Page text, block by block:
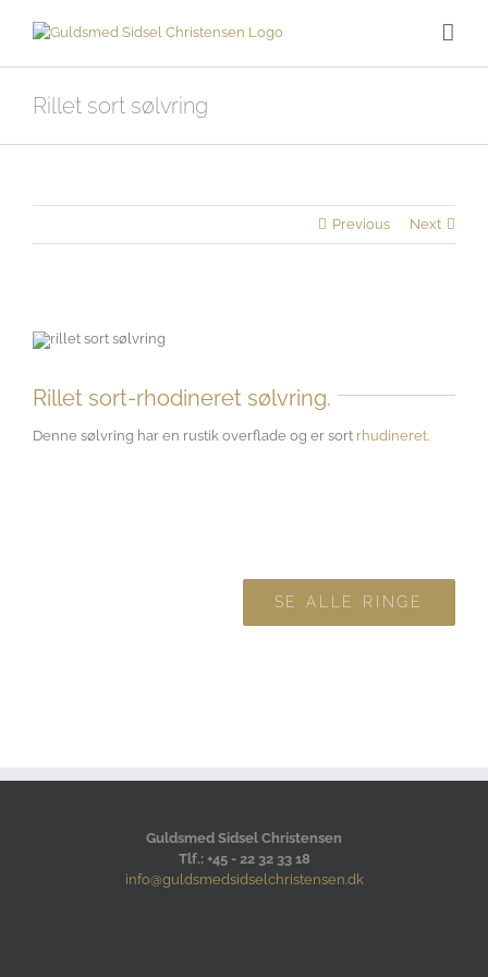
Rillet sort sølvring
Previous Next
Rillet sort-rhodineret sølvring.
Denne sølvring har en rustik overflade og er sort rhudineret.
SE ALLE RINGE
Guldsmed Sidsel Christensen
Tlf.: +45 - 22 32 33 18
info@guldsmedsidselchristensen.dk